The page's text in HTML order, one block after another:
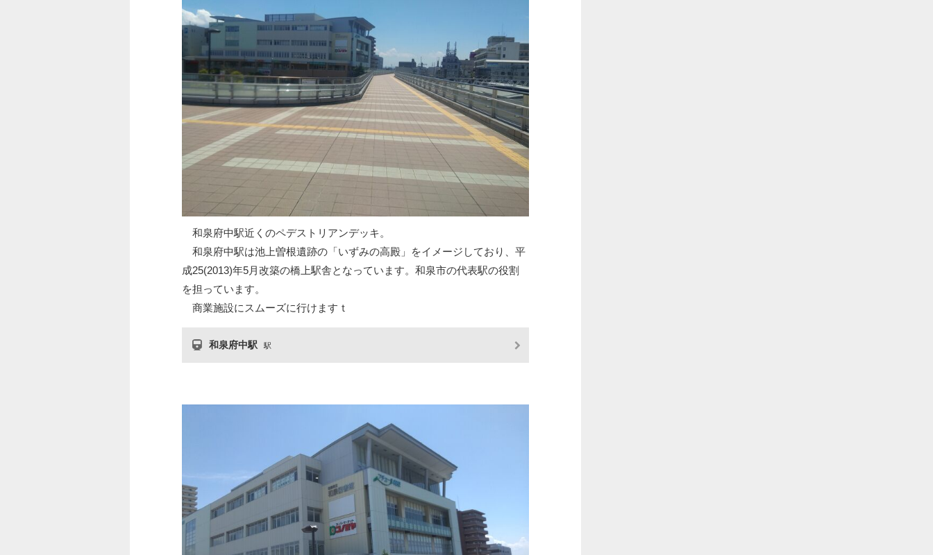
和泉府中駅近くのペデストリアンデッキ。
和泉府中駅は池上曽根遺跡の「いずみの高殿」をイメージしており、平
成25(2013)年5月改築の橋上駅舎となっています。和泉市の代表駅の役割
を担っています。
商業施設にスムーズに行けますｔ
和泉府中駅 駅